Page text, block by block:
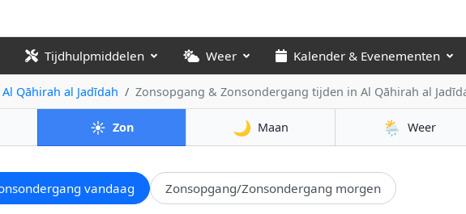
Tijdhulpmiddelen Weer Kalender & Evenementen
Al Qāhirah al Jadīdah Zonsopgang & Zonsondergang tijden in Al Qāhirah al
☀️ Zon 🌙 Maan 🌦️ Weer
vandaag Zonsopgang/Zonsondergang morgen